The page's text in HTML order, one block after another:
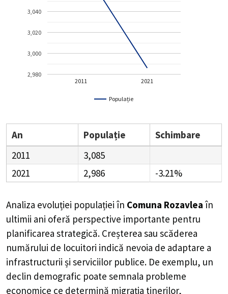
Populație
2011 2021
2,980
3,000
3,020
3,040
An Populație
Schimbare
2011
3,085
2021
2,986 -3.21%
Analiza evoluției populației în Comuna Rozavlea în
ultimii ani oferă perspective importante pentru
planificarea strategică. Creșterea sau scăderea
numărului de locuitori indică nevoia de adaptare a
infrastructurii și serviciilor publice. De exemplu, un
declin demografic poate semnala probleme
economice ce determină migrația tinerilor,